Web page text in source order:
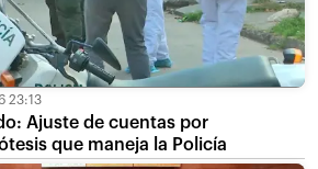
23:13
Ajuste de cuentas por
que maneja la Policía